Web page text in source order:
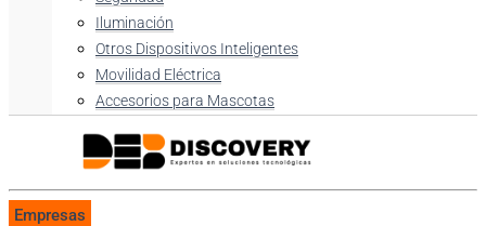
Iluminación
Otros Dispositivos Inteligentes
Movilidad Eléctrica
Accesorios para Mascotas
Empresas